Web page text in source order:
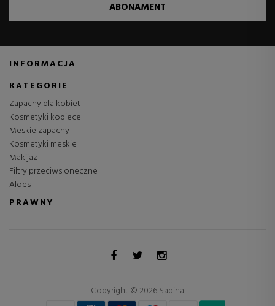
ABONAMENT
INFORMACJA
KATEGORIE
Zapachy dla kobiet
Kosmetyki kobiece
Meskie zapachy
Kosmetyki meskie
Makijaz
Filtry przeciwsloneczne
Aloes
PRAWNY
Copyright © 2026 Sabina